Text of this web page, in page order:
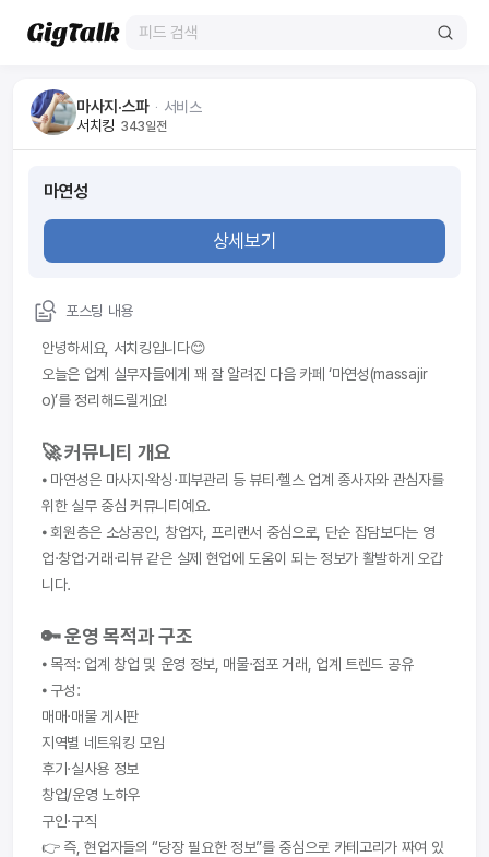
마사지·스파 ᆞ 서비스
서치킹 343일전
마연성
상세보기
포스팅 내용
안녕하세요, 서치킹입니다😊
오늘은 업계 실무자들에게 꽤 잘 알려진 다음 카페 ‘마연성(massajir
o)’를 정리해드릴게요!
🚀 커뮤니티 개요
⦁ 마연성은 마사지·왁싱·피부관리 등 뷰티·헬스 업계 종사자와 관심자를
위한 실무 중심 커뮤니티예요.
⦁ 회원층은 소상공인, 창업자, 프리랜서 중심으로, 단순 잡담보다는 영
업·창업·거래·리뷰 같은 실제 현업에 도움이 되는 정보가 활발하게 오갑
니다.
🔑 운영 목적과 구조
⦁ 목적: 업계 창업 및 운영 정보, 매물·점포 거래, 업계 트렌드 공유
⦁ 구성:
매매·매물 게시판
지역별 네트워킹 모임
후기·실사용 정보
창업/운영 노하우
구인·구직
👉 즉, 현업자들의 “당장 필요한 정보”를 중심으로 카테고리가 짜여 있